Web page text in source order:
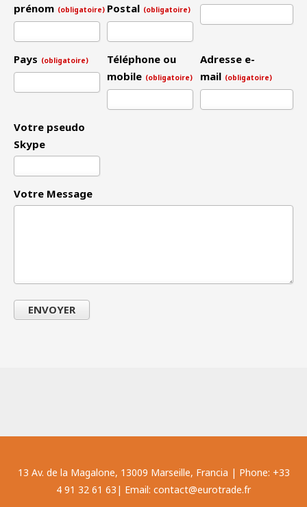
prénom (obligatoire) Postal (obligatoire)
Pays (obligatoire)
Téléphone ou
mobile (obligatoire)
Adresse e-
mail (obligatoire)
Votre pseudo
Skype
Votre Message
ENVOYER
13 Av. de la Magalone, 13009 Marseille, Francia | Phone: +33
4 91 32 61 63| Email: contact@eurotrade.fr